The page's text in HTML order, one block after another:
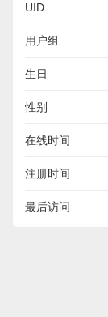
UID
用户组
生日
性别
在线时间
注册时间
最后访问